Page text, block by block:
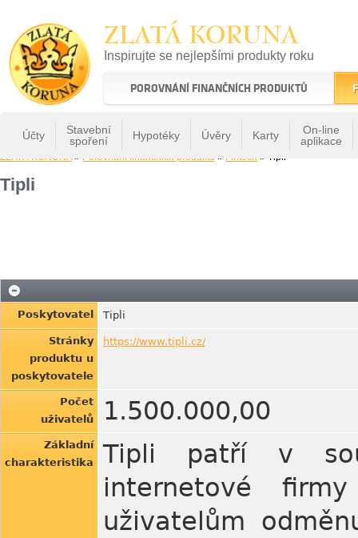
ZLATÁ KORUNA
Inspirujte se nejlepšími produkty roku
22 let tradice a kvality na finančním trhu
POROVNÁNÍ FINANČNÍCH PRODUKTŮ
Účty
Stavební
spoření
Hypotéky Úvěry Karty
On-line
aplikace
ZLATÁ KORUNA» Porovnání finančních produktů » Fintech » Tipli
Tipli
Poskytovatel Tipli
Stránky
produktu u
poskytovatele
https://www.tipli.cz/
Počet
uživatelů
1.500.000,00
Základní
charakteristika
Tipli patří v
internetové
uživatelům